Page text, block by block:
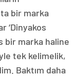
bir marka
‘Dinyakos
bir marka haline
tek kelimelik,
Baktım daha